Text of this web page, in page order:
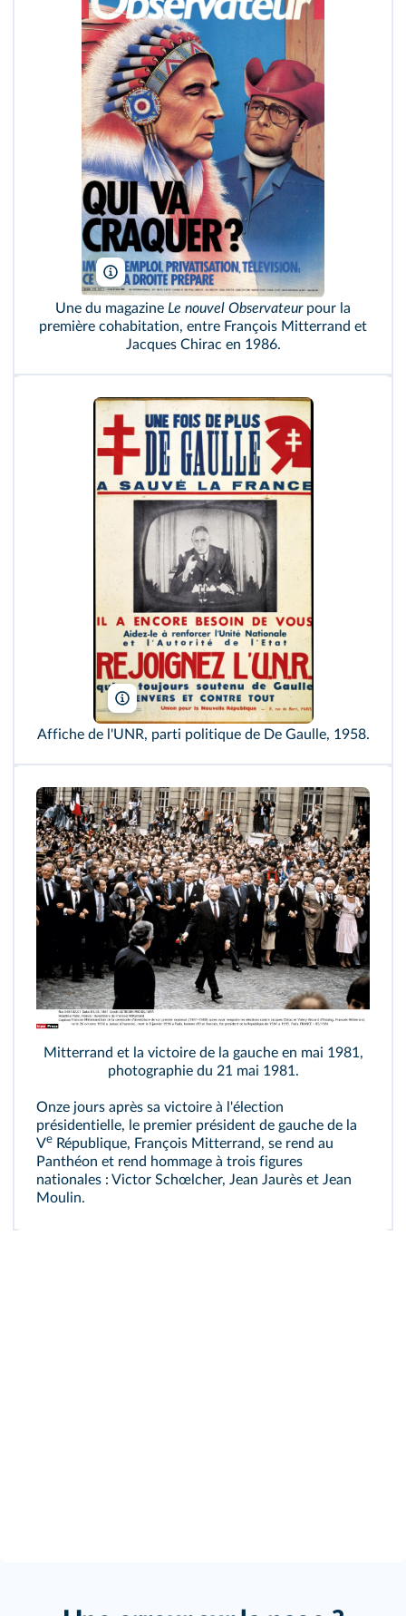
Nouvel Observateur
Une du magazine Le nouvel Observateurpour la
première cohabitation, entre François Mitterrand et
Jacques Chirac en 1986.
Coll. Kharbine-Tapabor
Affiche de l'UNR, parti politique de De Gaulle, 1958.
Mitterrand et la victoire de la gauche en mai 1981,
photographie du 21 mai 1981.
Onze jours après sa victoire à l'élection
présidentielle, le premier président de gauche de la
Ve République, François Mitterrand, se rend au
Panthéon et rend hommage à trois figures
nationales : Victor Schœlcher, Jean Jaurès et Jean
Moulin.